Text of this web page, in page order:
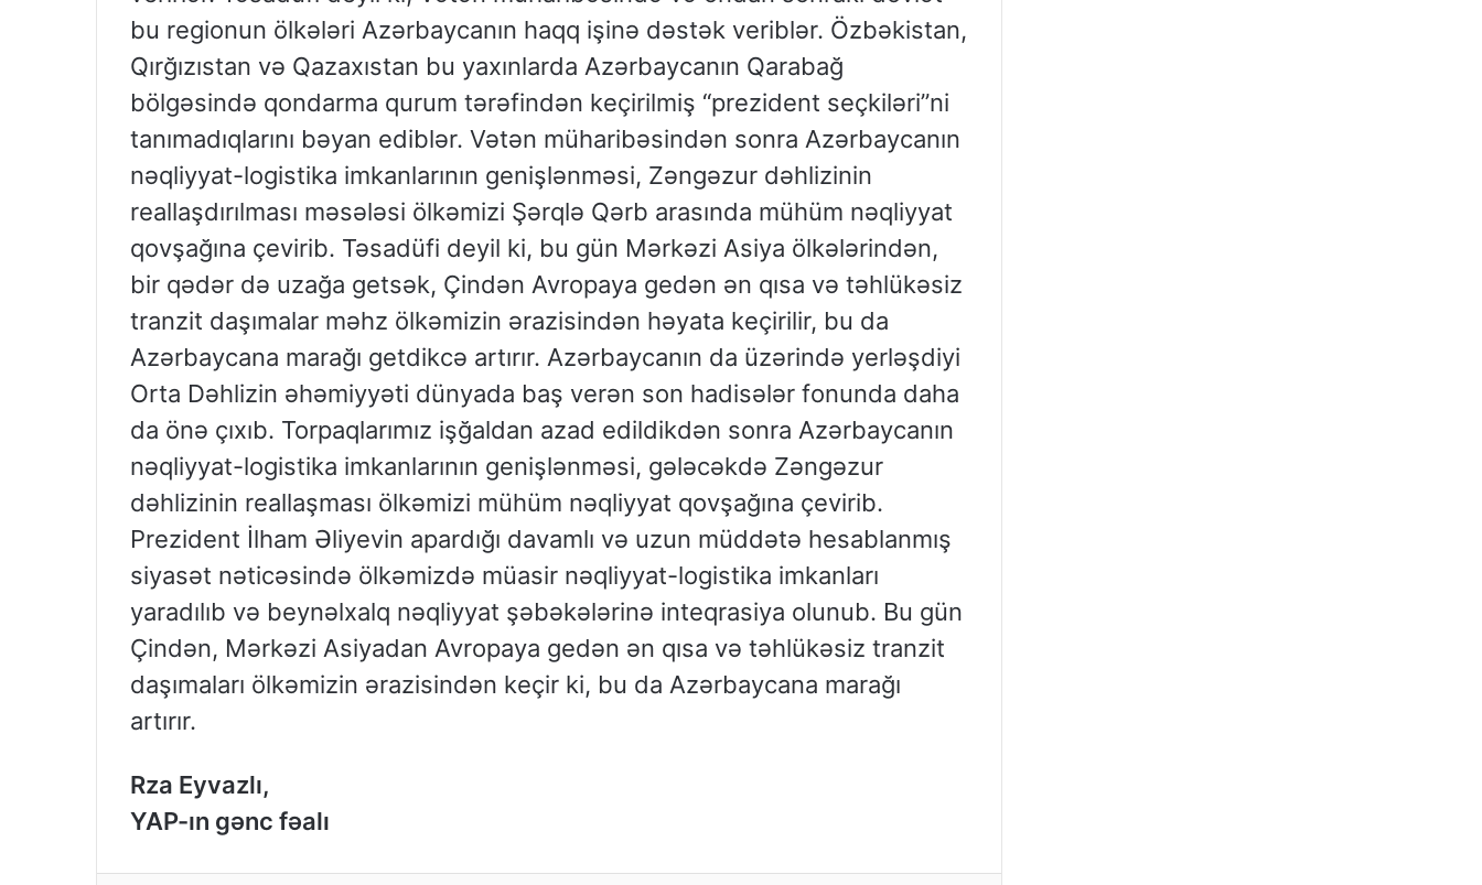
bu regionun ölkələri Azərbaycanın haqq işinə dəstək veriblər. Özbəkistan,
Qırğızıstan və Qazaxıstan bu yaxınlarda Azərbaycanın Qarabağ
bölgəsində qondarma qurum tərəfindən keçirilmiş “prezident seçkiləri”ni
tanımadıqlarını bəyan ediblər. Vətən müharibəsindən sonra Azərbaycanın
nəqliyyat-logistika imkanlarının genişlənməsi, Zəngəzur dəhlizinin
reallaşdırılması məsələsi ölkəmizi Şərqlə Qərb arasında mühüm nəqliyyat
qovşağına çevirib. Təsadüfi deyil ki, bu gün Mərkəzi Asiya ölkələrindən,
bir qədər də uzağa getsək, Çindən Avropaya gedən ən qısa və təhlükəsiz
tranzit daşımalar məhz ölkəmizin ərazisindən həyata keçirilir, bu da
Azərbaycana marağı getdikcə artırır. Azərbaycanın da üzərində yerləşdiyi
Orta Dəhlizin əhəmiyyəti dünyada baş verən son hadisələr fonunda daha
da önə çıxıb. Torpaqlarımız işğaldan azad edildikdən sonra Azərbaycanın
nəqliyyat-logistika imkanlarının genişlənməsi, gələcəkdə Zəngəzur
dəhlizinin reallaşması ölkəmizi mühüm nəqliyyat qovşağına çevirib.
Prezident İlham Əliyevin apardığı davamlı və uzun müddətə hesablanmış
siyasət nəticəsində ölkəmizdə müasir nəqliyyat-logistika imkanları
yaradılıb və beynəlxalq nəqliyyat şəbəkələrinə inteqrasiya olunub. Bu gün
Çindən, Mərkəzi Asiyadan Avropaya gedən ən qısa və təhlükəsiz tranzit
daşımaları ölkəmizin ərazisindən keçir ki, bu da Azərbaycana marağı
artırır.
Rza Eyvazlı,
YAP-ın gənc fəalı